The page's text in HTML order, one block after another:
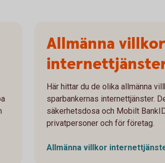
Allmänna
Här hittar du de olika allmänna
sparbankernas internettjänster.
säkerhetsdosa och Mobilt
privatpersoner och för företag.
Allmänna villkor